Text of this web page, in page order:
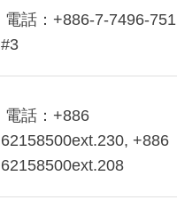
電話：+886-7-7496-751
#3
電話：+886
62158500ext.230, +886
62158500ext.208